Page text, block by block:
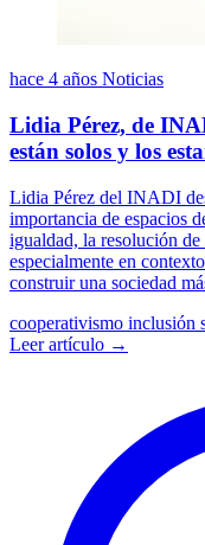
hace 4 años Noticias
Lidia Pérez, de
están solos y los
Lidia Pérez del INADI
importancia de espacios
igualdad, la resolución
especialmente en
construir una sociedad
cooperativismo inclusión
Leer artículo →